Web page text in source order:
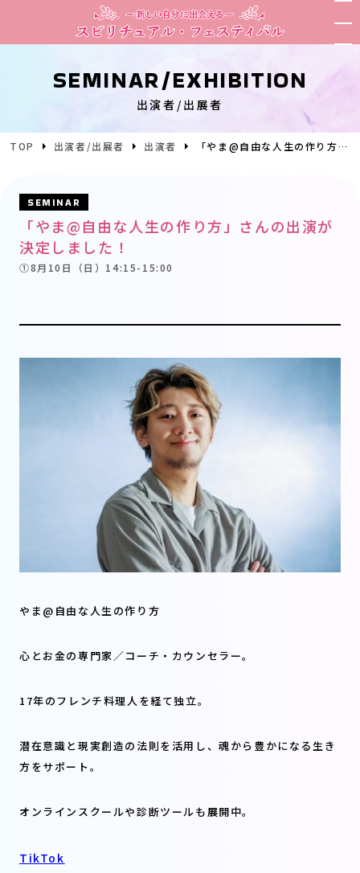
SEMINAR/EXHIBITION
出演者/出展者
TOP 出演者/出展者 出演者 「やま@自由な人生の作り方」さんの出演が決定しました！
SEMINAR
「やま@自由な人生の作り方」さんの出演が
決定しました！
①8月10日（日）14:15-15:00
やま@自由な人生の作り方
心とお金の専門家／コーチ・カウンセラー。
17年のフレンチ料理人を経て独立。
潜在意識と現実創造の法則を活用し、魂から豊かになる生き
方をサポート。
オンラインスクールや診断ツールも展開中。
TikTok